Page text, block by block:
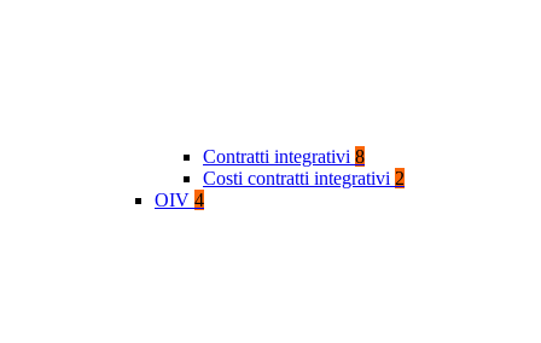
Contratti integrativi 8
Costi contratti integrativi 2
OIV 4